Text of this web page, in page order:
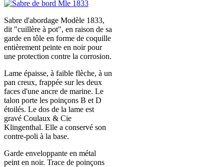
Sabre d'abordage Modèle 1833,
dit "cuillère à pot", en raison de sa
garde en tôle en forme de coquille
entièrement peinte en noir pour
une protection contre la corrosion.
Lame épaisse, à faible flèche, à un
pan creux, frappée sur les deux
faces d'une ancre de marine. Le
talon porte les poinçons B et D
étoilés. Le dos de la lame est
gravé Coulaux & Cie
Klingenthal. Elle a conservé son
contre-poli à la base.
Garde enveloppante en métal
peint en noir. Trace de poinçons